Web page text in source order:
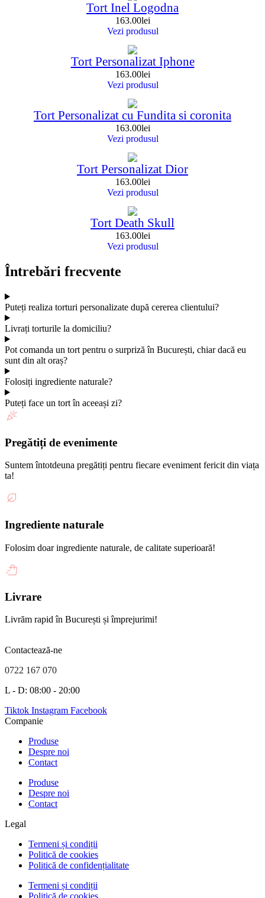
Tort Inel Logodna
163.00lei
Vezi produsul
Tort Personalizat Iphone
163.00lei
Vezi produsul
Tort Personalizat cu Fundita si coronita
163.00lei
Vezi produsul
Tort Personalizat Dior
163.00lei
Vezi produsul
Tort Death Skull
163.00lei
Vezi produsul
Întrebări frecvente
Puteți realiza torturi personalizate după cererea clientului?
Livrați torturile la domiciliu?
Pot comanda un tort pentru o surpriză în București, chiar dacă eu
sunt din alt oraș?
Folosiți ingrediente naturale?
Puteți face un tort în aceeași zi?
Pregătiți de evenimente
Suntem întotdeuna pregătiți pentru fiecare eveniment fericit din viața
ta!
Ingrediente naturale
Folosim doar ingrediente naturale, de calitate superioară!
Livrare
Livrăm rapid în București și împrejurimi!
Contactează-ne
0722 167 070
L - D: 08:00 - 20:00
Tiktok Instagram Facebook
Companie
Produse
Despre noi
Contact
Produse
Despre noi
Contact
Legal
Termeni și condiții
Politică de cookies
Politică de confidențialitate
Termeni și condiții